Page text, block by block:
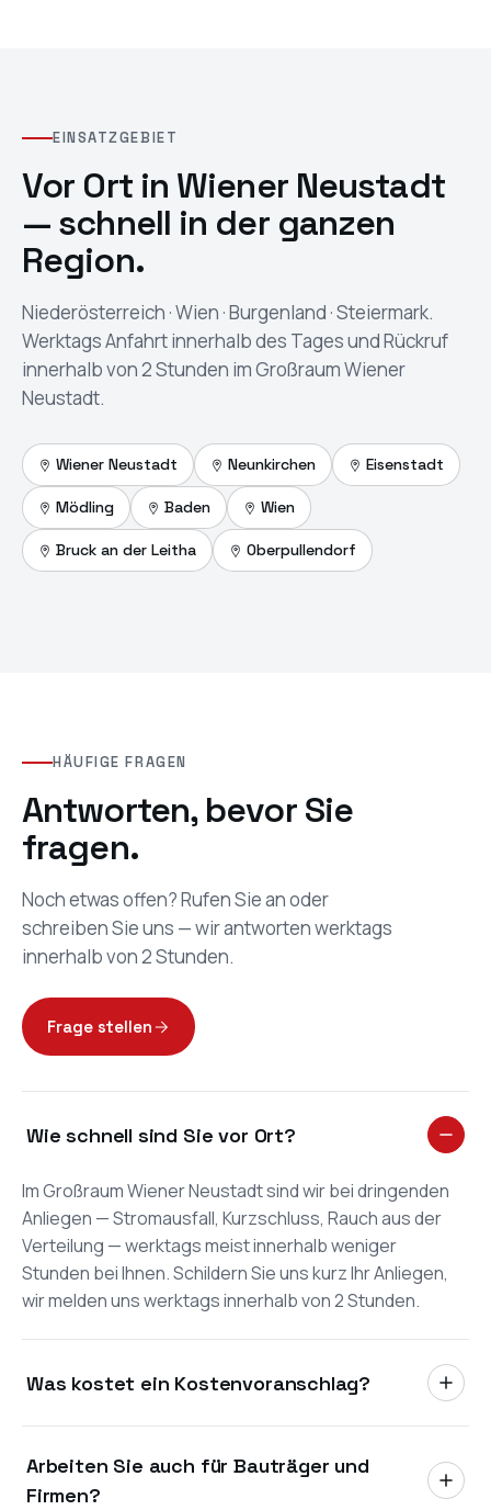
EINSATZGEBIET
Vor Ort in Wiener Neustadt
— schnell in der ganzen
Region.
Niederösterreich · Wien · Burgenland · Steiermark.
Werktags Anfahrt innerhalb des Tages und Rückruf
innerhalb von 2 Stunden im Großraum Wiener
Neustadt.
Wiener Neustadt Neunkirchen Eisenstadt
Mödling Baden Wien
Bruck an der Leitha Oberpullendorf
Maps
öffnen
HÄUFIGE FRAGEN
Antworten, bevor Sie
fragen.
Noch etwas offen? Rufen Sie an oder
schreiben Sie uns — wir antworten werktags
innerhalb von 2 Stunden.
Frage stellen
Wie schnell sind Sie vor Ort?
Im Großraum Wiener Neustadt sind wir bei dringenden
Anliegen — Stromausfall, Kurzschluss, Rauch aus der
Verteilung — werktags meist innerhalb weniger
Stunden bei Ihnen. Schildern Sie uns kurz Ihr Anliegen,
wir melden uns werktags innerhalb von 2 Stunden.
Was kostet ein Kostenvoranschlag?
Kostenvoranschlag sind im Großraum Wiener
Neustadt kostenlos und unverbindlich. Sie
Arbeiten Sie auch für Bauträger und
Firmen?